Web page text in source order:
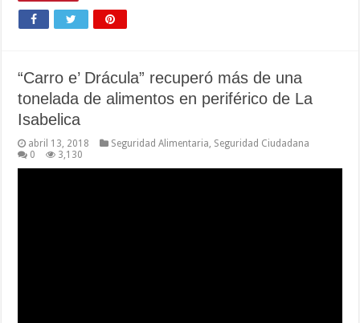
“Carro e’ Drácula” recuperó más de una
tonelada de alimentos en periférico de La
Isabelica
abril 13, 2018 Seguridad Alimentaria, Seguridad Ciudadana
0
3,130